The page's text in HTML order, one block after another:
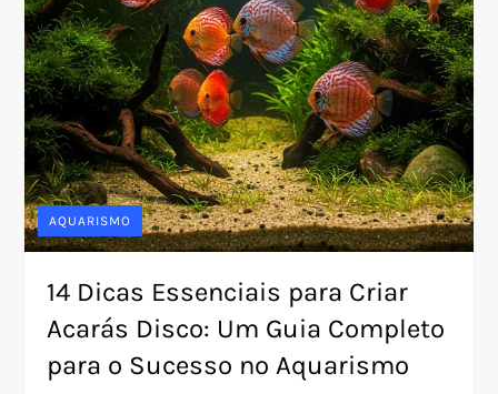
AQUARISMO
14 Dicas Essenciais para Criar
Acarás Disco: Um Guia Completo
para o Sucesso no Aquarismo